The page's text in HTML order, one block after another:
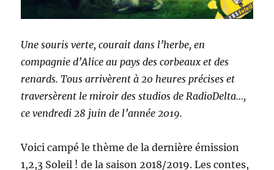
Une souris verte, courait dans l’herbe, en
compagnie d’Alice au pays des corbeaux et des
renards. Tous arrivèrent à 20 heures précises et
traversèrent le miroir des studios de RadioDelta…,
ce vendredi 28 juin de l’année 2019.
Voici campé le thème de la dernière émission
1,2,3 Soleil ! de la saison 2018/2019. Les contes,